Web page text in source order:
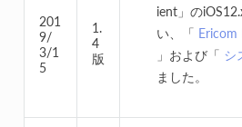
201
9/
3/1
5
1.
4
版
ient」の
い、「 Ericom
」および「 シ
ました。